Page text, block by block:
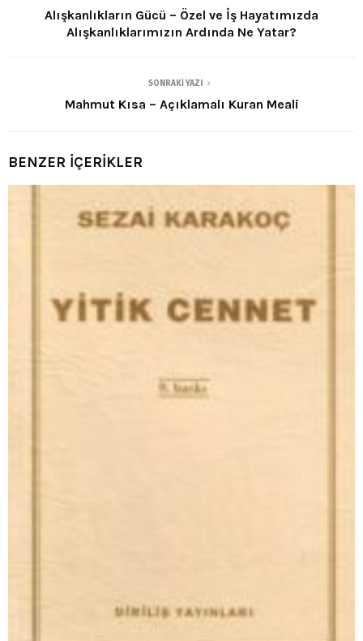
Alışkanlıkların Gücü – Özel ve İş Hayatımızda
Alışkanlıklarımızın Ardında Ne Yatar?
SONRAKI YAZI
Mahmut Kısa – Açıklamalı Kuran Meali
BENZER İÇERİKLER